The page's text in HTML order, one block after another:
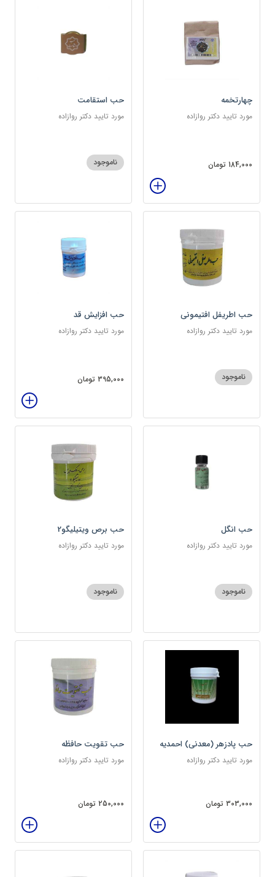
چهارتخمه
مورد تایید دکتر روازاده
184,000 تومان
حب استقامت
مورد تایید دکتر روازاده
ناموجود
حب اطریفل افتیمونی
مورد تایید دکتر روازاده
ناموجود
حب افزایش قد
مورد تایید دکتر روازاده
395,000 تومان
حب انگل
مورد تایید دکتر روازاده
ناموجود
حب برص ویتیلیگو2
مورد تایید دکتر روازاده
ناموجود
حب پادزهر (معدنی) احمدیه
مورد تایید دکتر روازاده
303,000 تومان
حب تقویت حافظه
مورد تایید دکتر روازاده
250,000 تومان